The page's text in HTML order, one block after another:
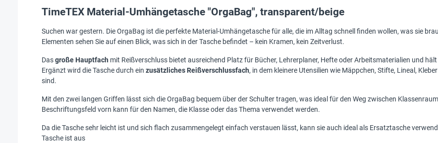
TimeTEX Material-Umhängetasche "OrgaBag", transparent/beige
Suchen war gestern. Die OrgaBag ist die perfekte Material-Umhängetasche für alle, die im Alltag schnell finden wollen, was sie
Elementen sehen Sie auf einen Blick, was sich in der Tasche befindet – kein Kramen, kein Zeitverlust.
Dasgroße Hauptfach mit Reißverschluss bietet ausreichend Platz für Bücher, Lehrerplaner, Hefte oder Arbeitsmaterialien und
Ergänzt wird die Tasche durch ein zusätzliches Reißverschlussfach, in dem kleinere Utensilien wie Mäppchen, Stifte, Lineal,
sind.
Mit den zwei langen Griffen lässt sich die OrgaBag bequem über der Schulter tragen, was ideal für den Weg zwischen
Beschriftungsfeld vorn kann für den Namen, die Klasse oder das Thema verwendet werden.
Da die Tasche sehr leicht ist und sich flach zusammengelegt einfach verstauen lässt, kann sie auch ideal als Ersatztasche
Tasche ist aus